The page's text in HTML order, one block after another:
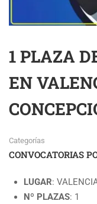
1 PLAZA
EN
Categorías
CONVOCATORIAS
LUGAR:
Nº PLAZAS: 1